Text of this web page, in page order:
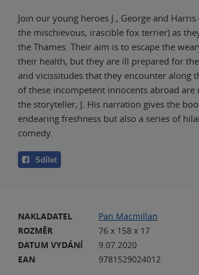
Join our young heroes J., George and
the mischievous, irascible fox terrier) as
the Thames. Their aim is to escape the
their health, but they are ill prepared for
and vicissitudes that they encounter along
of these incompetent innocents abroad
the storyteller, J. His narration gives the
endearing freshness but also a series of
comedy.
Sdílet
NAKLADATEL
Pan Macmillan
ROZMĚR
76 x 158 x 17
DATUM VYDÁNÍ
9.07.2020
EAN
9781529024012